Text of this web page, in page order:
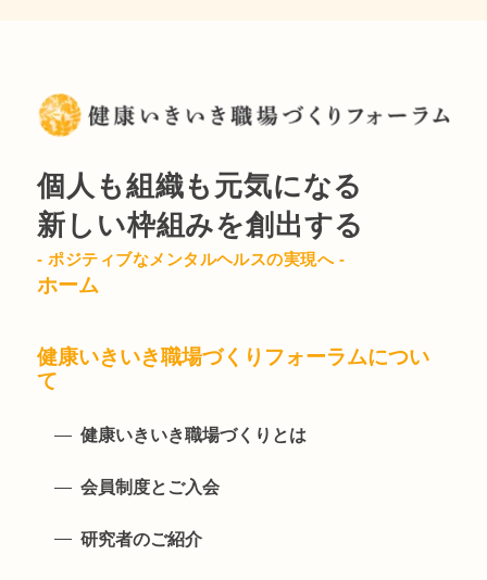
個人も組織も元気になる
新しい枠組みを創出する
- ポジティブなメンタルヘルスの実現へ -
ホーム
健康いきいき職場づくりフォーラムについ
て
健康いきいき職場づくりとは
会員制度とご入会
研究者のご紹介